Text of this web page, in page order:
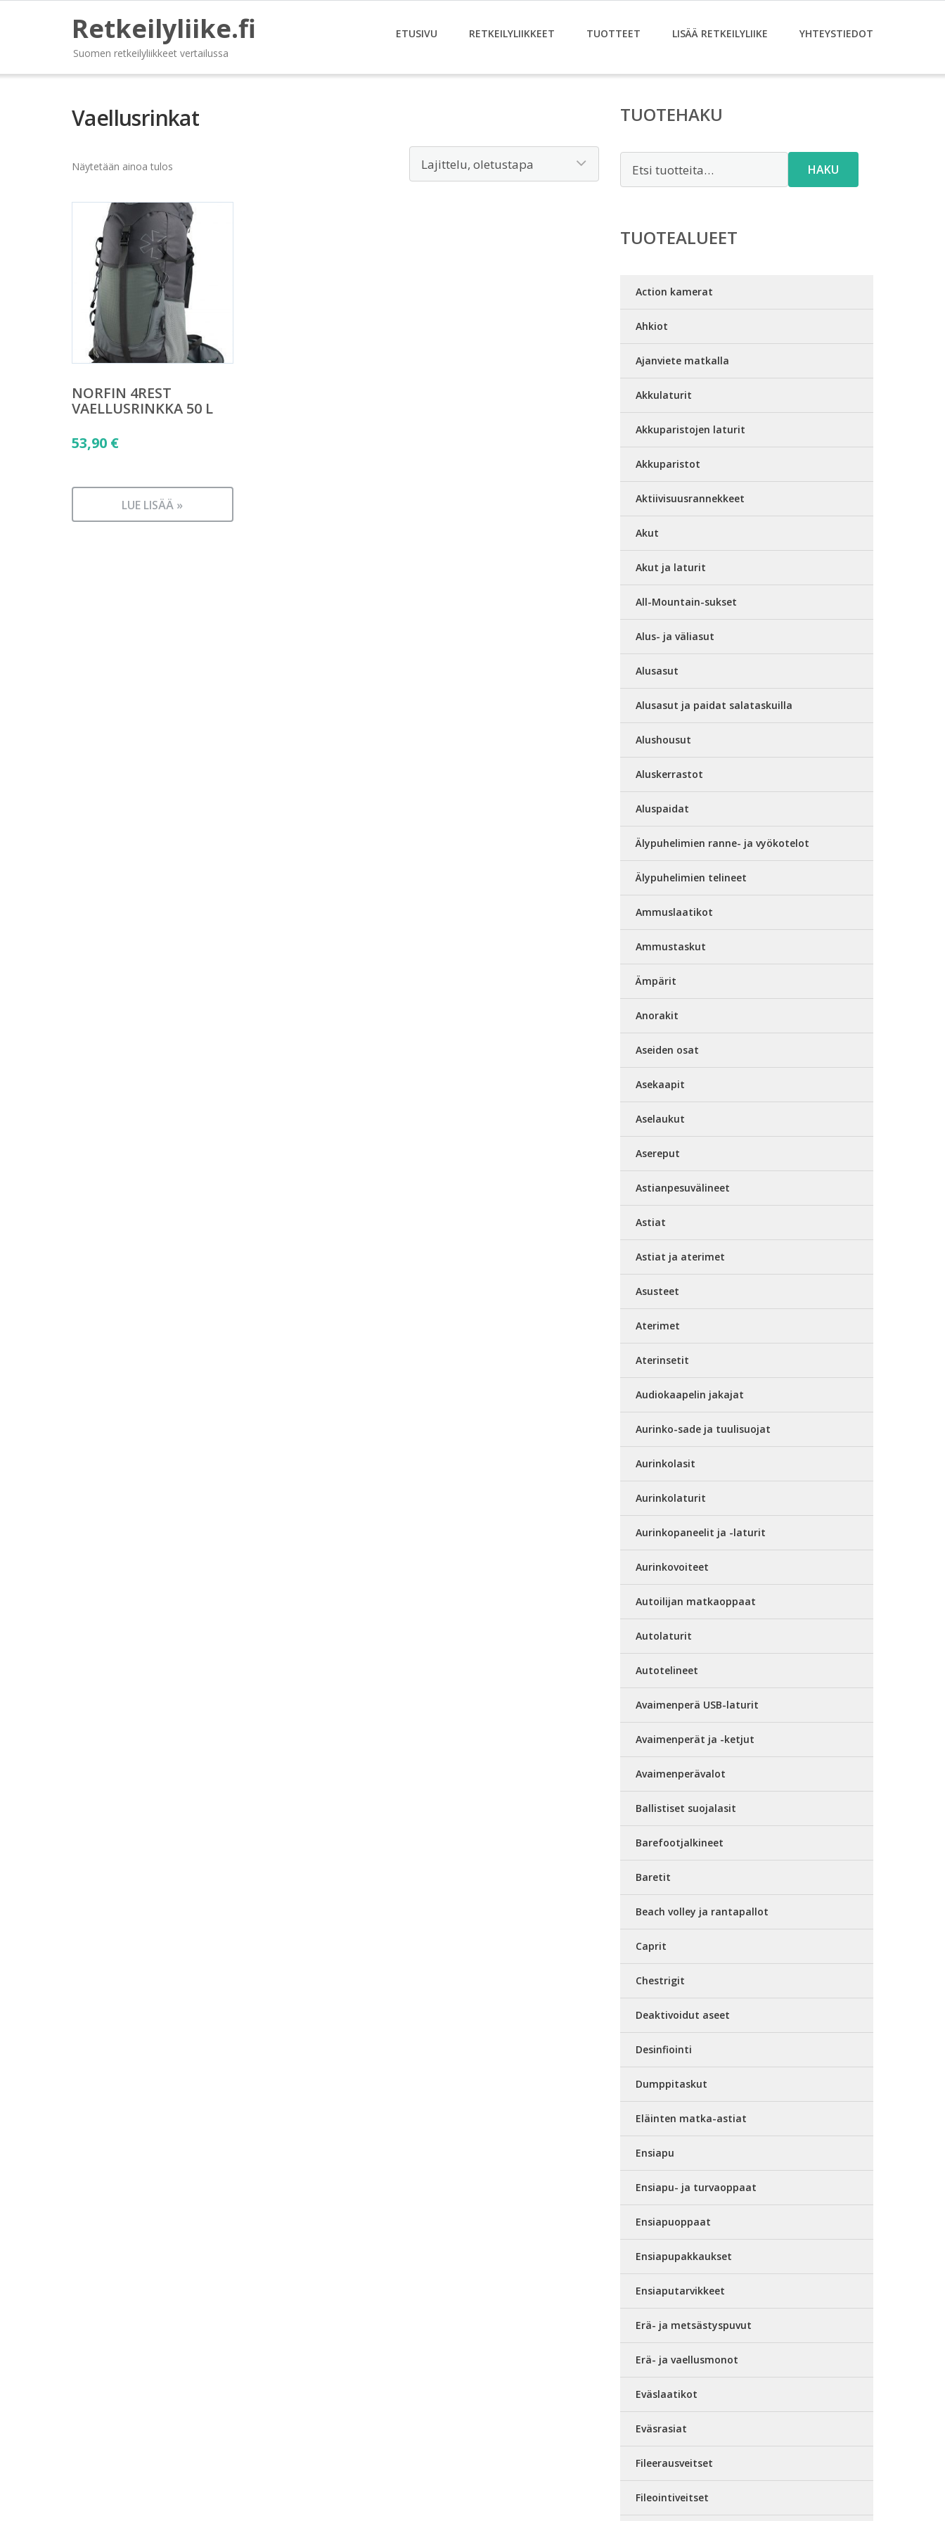
Retkeilyliike.fi
Suomen retkeilyliikkeet vertailussa
ETUSIVU RETKEILYLIIKKEET TUOTTEET LISÄÄ RETKEILYLIIKE YHTEYSTIEDOT
Vaellusrinkat
Näytetään ainoa tulos
NORFIN 4REST
VAELLUSRINKKA 50 L
53,90 €
LUE LISÄÄ »
TUOTEHAKU
HAKU
TUOTEALUEET
Action kamerat
Ahkiot
Ajanviete matkalla
Akkulaturit
Akkuparistojen laturit
Akkuparistot
Aktiivisuusrannekkeet
Akut
Akut ja laturit
All-Mountain-sukset
Alus- ja väliasut
Alusasut
Alusasut ja paidat salataskuilla
Alushousut
Aluskerrastot
Aluspaidat
Älypuhelimien ranne- ja vyökotelot
Älypuhelimien telineet
Ammuslaatikot
Ammustaskut
Ämpärit
Anorakit
Aseiden osat
Asekaapit
Aselaukut
Asereput
Astianpesuvälineet
Astiat
Astiat ja aterimet
Asusteet
Aterimet
Aterinsetit
Audiokaapelin jakajat
Aurinko-sade ja tuulisuojat
Aurinkolasit
Aurinkolaturit
Aurinkopaneelit ja -laturit
Aurinkovoiteet
Autoilijan matkaoppaat
Autolaturit
Autotelineet
Avaimenperä USB-laturit
Avaimenperät ja -ketjut
Avaimenperävalot
Ballistiset suojalasit
Barefootjalkineet
Baretit
Beach volley ja rantapallot
Caprit
Chestrigit
Deaktivoidut aseet
Desinfiointi
Dumppitaskut
Eläinten matka-astiat
Ensiapu
Ensiapu- ja turvaoppaat
Ensiapuoppaat
Ensiapupakkaukset
Ensiaputarvikkeet
Erä- ja metsästyspuvut
Erä- ja vaellusmonot
Eväslaatikot
Eväsrasiat
Fileerausveitset
Fileointiveitset